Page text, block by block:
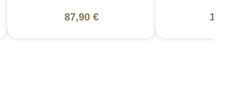
87,90 €